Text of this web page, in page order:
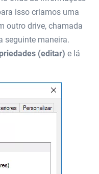
isso criamos uma
outro drive, chamada
seguinte maneira.
(editar) e lá